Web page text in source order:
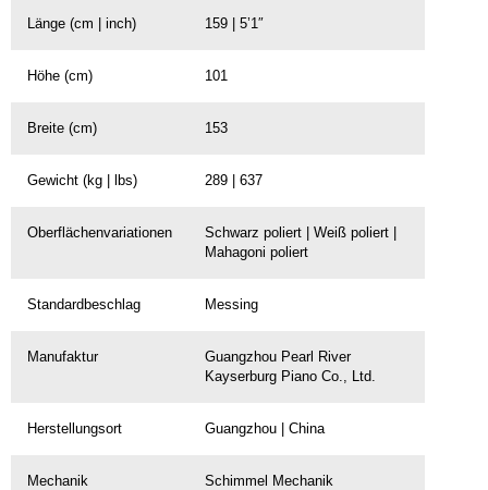
Länge (cm | inch) 159 | 5’1″
Höhe (cm) 101
Breite (cm) 153
Gewicht (kg | lbs) 289 | 637
Oberflächenvariationen
Schwarz poliert | Weiß poliert |
Mahagoni poliert
Standardbeschlag Messing
Manufaktur
Guangzhou Pearl River
Kayserburg Piano Co., Ltd.
Herstellungsort Guangzhou | China
Mechanik Schimmel Mechanik